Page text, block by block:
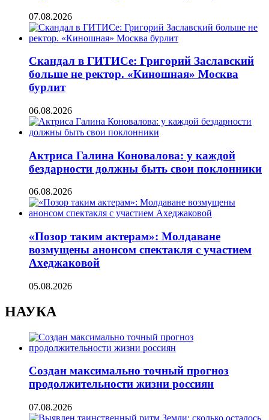
07.08.2026
Скандал в ГИТИСе: Григорий Заславский
больше не ректор. «Киношная» Москва
бурлит
06.08.2026
Актриса Галина Коновалова: у каждой
бездарности должны быть свои поклонники
06.08.2026
«Позор таким актерам»: Молдаване
возмущены анонсом спектакля с участием
Ахеджаковой
05.08.2026
НАУКА
Создан максимально точный прогноз
продолжительности жизни россиян
07.08.2026